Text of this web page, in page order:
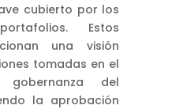
cubierto por los
Estos
una visión
tomadas en el
del
la aprobación